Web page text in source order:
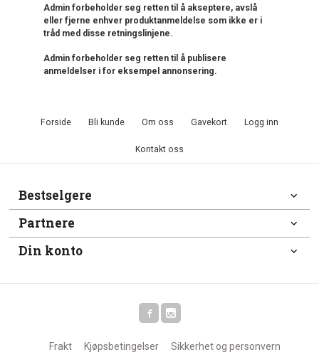
Admin forbeholder seg retten til å akseptere, avslå
eller fjerne enhver produktanmeldelse som ikke er i
tråd med disse retningslinjene.
Admin forbeholder seg retten til å publisere
anmeldelser i for eksempel annonsering.
Forside Bli kunde Om oss Gavekort Logg inn
Kontakt oss
Bestselgere
Partnere
Din konto
Frakt Kjøpsbetingelser Sikkerhet og personvern